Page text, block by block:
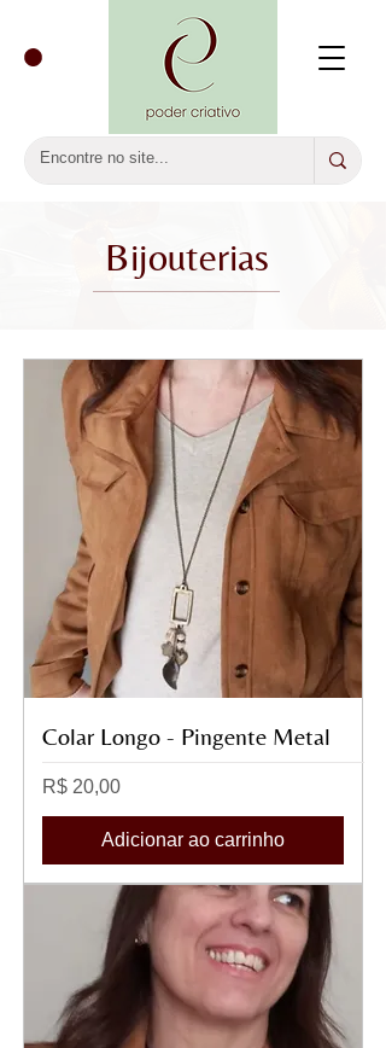
Bijouterias
Colar Longo - Pingente Metal
Preço
R$ 20,00
Adicionar ao carrinho